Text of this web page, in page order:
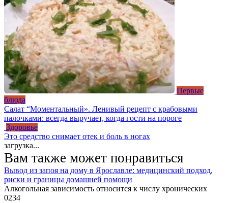
Первые
блюда
Салат “Моментальный». Ленивый рецепт с крабовыми
палочками: всегда выручает, когда гости на пороге
Здоровье
Это средство снимает отек и боль в ногах
загрузка...
Вам также может понравиться
Вывод из запоя на дому в Ярославле: медицинский подход,
риски и границы домашней помощи
Алкогольная зависимость относится к числу хронических
0234